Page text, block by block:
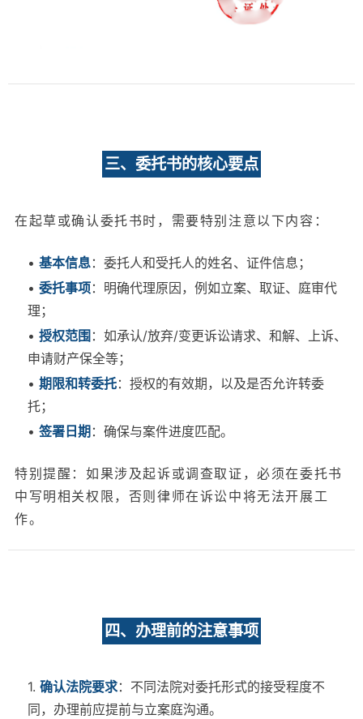
三、委托书的核心要点
在起草或确认委托书时，需要特别注意以下内容：
• 基本信息：委托人和受托人的姓名、证件信息；
• 委托事项：明确代理原因，例如立案、取证、庭审代
理；
• 授权范围 ：如承认/放弃/变更诉讼请求、和解、上诉、
申请财产保全等；
• 期限和转委托：授权的有效期，以及是否允许转委
托；
• 签署日期 ：确保与案件进度匹配。
特别提醒：如果涉及起诉或调查取证，必须在委托书
中写明相关权限，否则律师在诉讼中将无法开展工
作。
四、办理前的注意事项
1. 确认法院要求：不同法院对委托形式的接受程度不
同，办理前应提前与立案庭沟通。